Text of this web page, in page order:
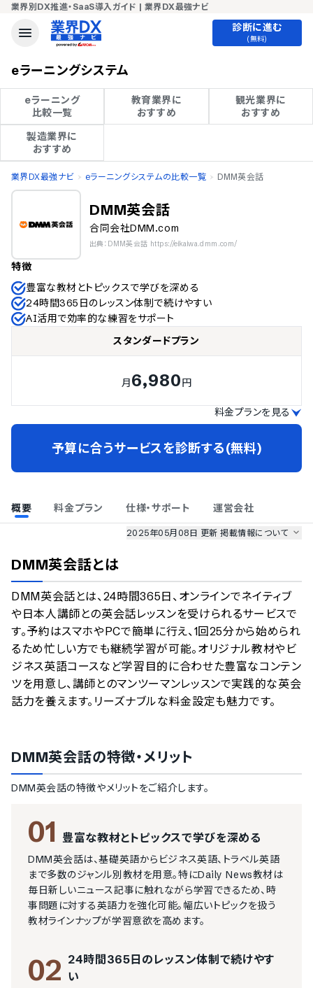
業界別DX推進・SaaS導入ガイド | 業界DX最強ナビ
診断に進む
(無料)
eラーニングシステム
eラーニング
比較一覧
教育業界に
おすすめ
観光業界に
おすすめ
製造業界に
おすすめ
業界DX最強ナビ eラーニングシステムの比較一覧 DMM英会話
DMM英会話
合同会社DMM.com
出典：DMM英会話 https://eikaiwa.dmm.com/
特徴
豊富な教材とトピックスで学びを深める
24時間365日のレッスン体制で続けやすい
AI活用で効率的な練習をサポート
スタンダードプラン
月6,980円
料金プランを見る
予算に合うサービスを診断する(無料)
概要 料金プラン 仕様・サポート 運営会社
2025年05月08日 更新掲載情報について
のサービスデータを参照しています。
情報更新者：業界DX最強ナビ編集部 情報取得元 掲載修正依頼
DMM英会話とは
DMM英会話とは、24時間365日、オンラインでネイティブ
や日本人講師との英会話レッスンを受けられるサービスで
す。予約はスマホやPCで簡単に行え、1回25分から始められ
るため忙しい方でも継続学習が可能。オリジナル教材やビ
ジネス英語コースなど学習目的に合わせた豊富なコンテン
ツを用意し、講師とのマンツーマンレッスンで実践的な英会
話力を養えます。リーズナブルな料金設定も魅力です。
DMM英会話の特徴・メリット
DMM英会話の特徴やメリットをご紹介します。
01 豊富な教材とトピックスで学びを深める
DMM英会話は、基礎英語からビジネス英語、トラベル英語
まで多数のジャンル別教材を用意。特にDaily News教材は
毎日新しいニュース記事に触れながら学習できるため、時
事問題に対する英語力を強化可能。幅広いトピックを扱う
教材ラインナップが学習意欲を高めます。
02 24時間365日のレッスン体制で続けやす
い